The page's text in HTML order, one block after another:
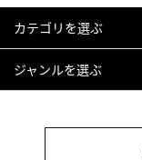
カテゴリを選ぶ
ジャンルを選ぶ